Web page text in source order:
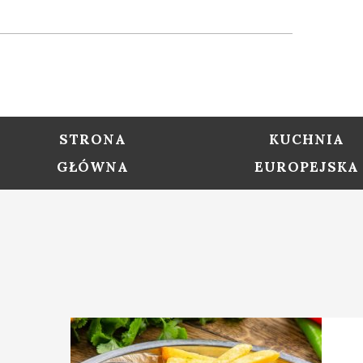
STRONA
GŁÓWNA
KUCHNIA
EUROPEJSKA